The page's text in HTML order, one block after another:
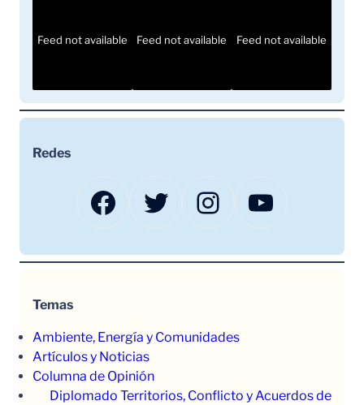
Feed not available Feed not available Feed not available
Redes
Facebook Twitter Instagram YouTube
Temas
Ambiente, Energía y Comunidades
Artículos y Noticias
Columna de Opinión
Diplomado Territorios, Conflicto y Acuerdos de